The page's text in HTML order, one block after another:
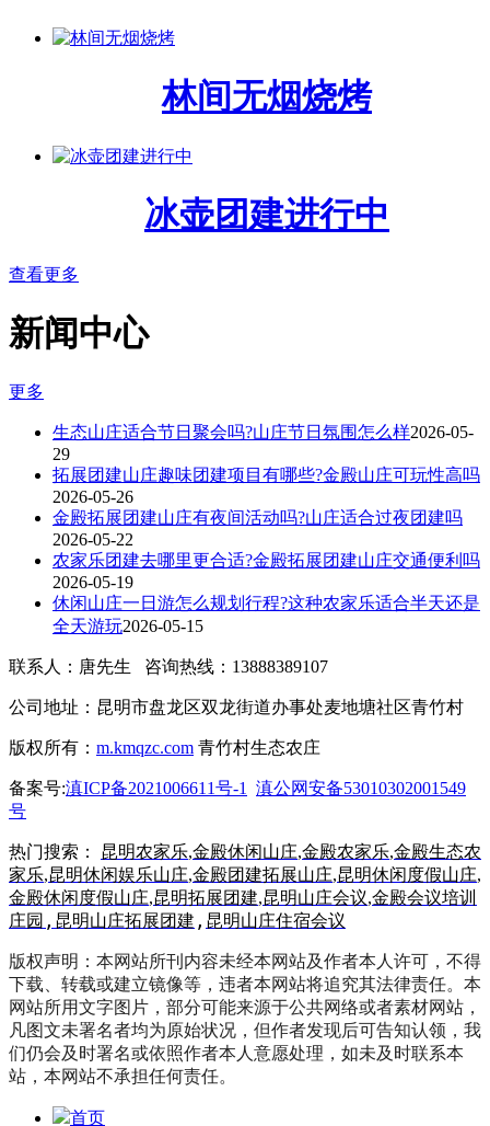
林间无烟烧烤
冰壶团建进行中
查看更多
新闻中心
更多
生态山庄适合节日聚会吗?山庄节日氛围怎么样2026-05-
29
拓展团建山庄趣味团建项目有哪些?金殿山庄可玩性高吗
2026-05-26
金殿拓展团建山庄有夜间活动吗?山庄适合过夜团建吗
2026-05-22
农家乐团建去哪里更合适?金殿拓展团建山庄交通便利吗
2026-05-19
休闲山庄一日游怎么规划行程?这种农家乐适合半天还是
全天游玩2026-05-15
联系人：唐先生 咨询热线：13888389107
公司地址：昆明市盘龙区双龙街道办事处麦地塘社区青竹村
版权所有： m.kmqzc.com 青竹村生态农庄
备案号:滇ICP备2021006611号-1
滇公网安备53010302001549
号
热门搜索： 昆明农家乐,金殿休闲山庄,金殿农家乐,金殿生态农
家乐,昆明休闲娱乐山庄,金殿团建拓展山庄,昆明休闲度假山庄,
金殿休闲度假山庄,昆明拓展团建,昆明山庄会议,金殿会议培训
庄园 , 昆明山庄拓展团建 , 昆明山庄住宿会议
版权声明：本网站所刊内容未经本网站及作者本人许可，不得
下载、转载或建立镜像等，违者本网站将追究其法律责任。本
网站所用文字图片，部分可能来源于公共网络或者素材网站，
凡图文未署名者均为原始状况，但作者发现后可告知认领，我
们仍会及时署名或依照作者本人意愿处理，如未及时联系本
站，本网站不承担任何责任。
首页